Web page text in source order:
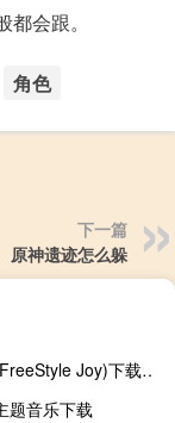
会跟。
角色
下一篇
原神遗迹怎么躲
街头篮球(FreeStyle Joy)下载(电脑、安卓和IOS所有版本)
题音乐下载